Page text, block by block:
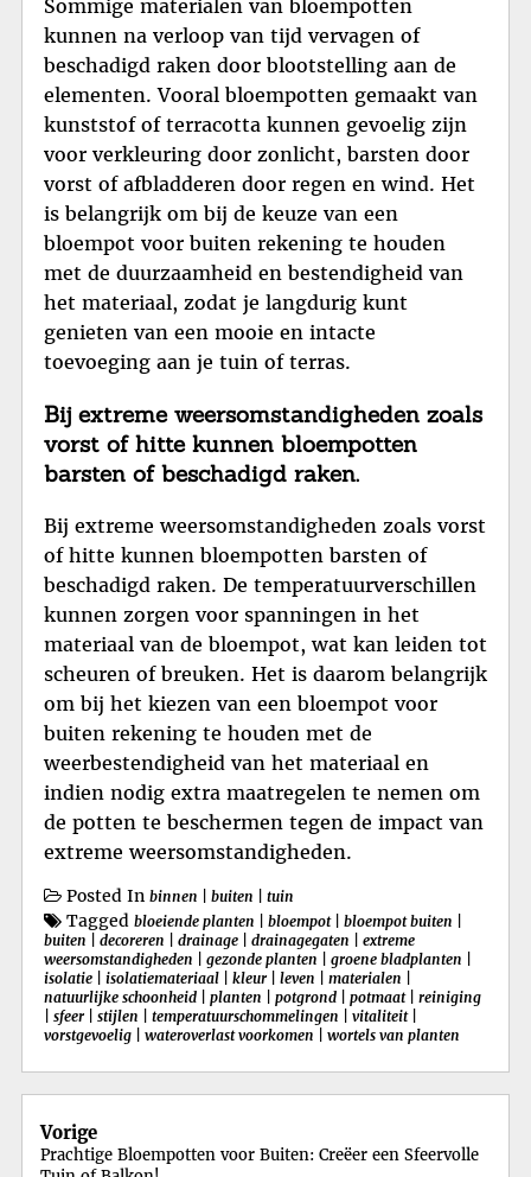
Sommige materialen van bloempotten
kunnen na verloop van tijd vervagen of
beschadigd raken door blootstelling aan de
elementen. Vooral bloempotten gemaakt van
kunststof of terracotta kunnen gevoelig zijn
voor verkleuring door zonlicht, barsten door
vorst of afbladderen door regen en wind. Het
is belangrijk om bij de keuze van een
bloempot voor buiten rekening te houden
met de duurzaamheid en bestendigheid van
het materiaal, zodat je langdurig kunt
genieten van een mooie en intacte
toevoeging aan je tuin of terras.
Bij extreme weersomstandigheden zoals
vorst of hitte kunnen bloempotten
barsten of beschadigd raken.
Bij extreme weersomstandigheden zoals vorst
of hitte kunnen bloempotten barsten of
beschadigd raken. De temperatuurverschillen
kunnen zorgen voor spanningen in het
materiaal van de bloempot, wat kan leiden tot
scheuren of breuken. Het is daarom belangrijk
om bij het kiezen van een bloempot voor
buiten rekening te houden met de
weerbestendigheid van het materiaal en
indien nodig extra maatregelen te nemen om
de potten te beschermen tegen de impact van
extreme weersomstandigheden.
Posted In binnen buiten tuin
Tagged bloeiende planten bloempot| bloempot buiten
buiten
decoreren drainage drainagegaten
extreme
weersomstandigheden
gezonde planten groene bladplanten
isolatie
isolatiemateriaal kleur leven materialen
natuurlijke schoonheid
planten potgrond potmaat| reiniging
sfeer stijlen temperatuurschommelingen vitaliteit|
vorstgevoelig
wateroverlast voorkomen wortels van planten
Berichtnavigatie
Vorige
Prachtige Bloempotten voor Buiten: Creëer een Sfeervolle